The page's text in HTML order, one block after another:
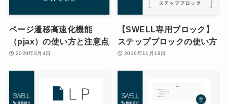
ページ遷移高速化機能
（pjax）の使い方と注意点
2020年3月4日
【SWELL専用ブロック】
ステップブロックの使い方
2019年11月18日